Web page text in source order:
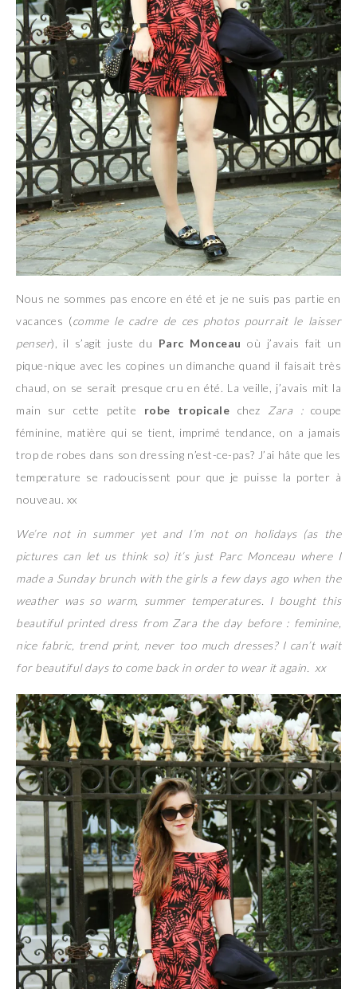
Nous ne sommes pas encore en été et je ne suis pas partie en
vacances (comme le cadre de ces photos pourrait le laisser
penser), il s’agit juste du Parc Monceau où j’avais fait un
pique-nique avec les copines un dimanche quand il faisait très
chaud, on se serait presque cru en été. La veille, j’avais mit la
main sur cette petite robe tropicale chez Zara :coupe
féminine, matière qui se tient, imprimé tendance, on a jamais
trop de robes dans son dressing n’est-ce-pas? J’ai hâte que les
temperature se radoucissent pour que je puisse la porter à
nouveau. xx
We’re not in summer yet and I’m not on holidays (as the
pictures can let us think so) it’s just Parc Monceau where I
made a Sunday brunch with the girls a few days ago when the
weather was so warm, summer temperatures. I bought this
beautiful printed dress from Zara the day before : feminine,
nice fabric, trend print, never too much dresses? I can’t wait
for beautiful days to come back in order to wear it again. xx